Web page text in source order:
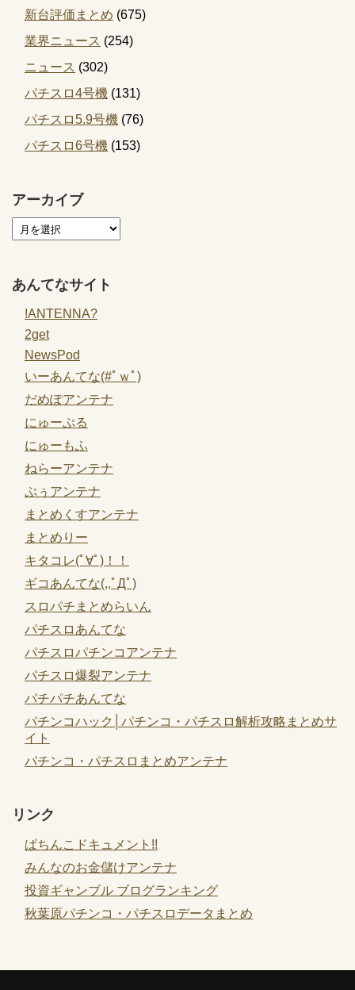
新台評価まとめ (675)
業界ニュース (254)
ニュース (302)
パチスロ4号機 (131)
パチスロ5.9号機 (76)
パチスロ6号機 (153)
アーカイブ
あんてなサイト
!ANTENNA?
2get
NewsPod
いーあんてな(#ﾟｗﾟ)
だめぽアンテナ
にゅーぷる
にゅーもふ
ねらーアンテナ
ぷぅアンテナ
まとめくすアンテナ
まとめりー
キタコレ(ﾟ∀ﾟ)！！
ギコあんてな(,,ﾟДﾟ)
スロパチまとめらいん
パチスロあんてな
パチスロパチンコアンテナ
パチスロ爆裂アンテナ
パチパチあんてな
パチンコハック│パチンコ・パチスロ解析攻略まとめサ
イト
パチンコ・パチスロまとめアンテナ
リンク
ぱちんこドキュメント!!
みんなのお金儲けアンテナ
投資ギャンブル ブログランキング
秋葉原パチンコ・パチスロデータまとめ